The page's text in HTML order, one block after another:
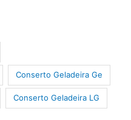
Conserto Geladeira Ge
Conserto Geladeira LG